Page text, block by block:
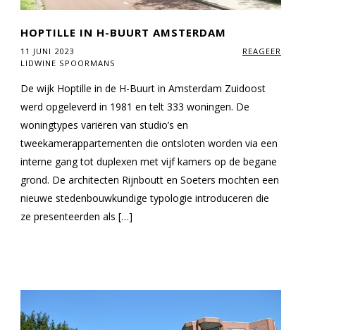
HOPTILLE IN H-BUURT AMSTERDAM
11 JUNI 2023
REAGEER
LIDWINE SPOORMANS
De wijk Hoptille in de H-Buurt in Amsterdam Zuidoost
werd opgeleverd in 1981 en telt 333 woningen. De
woningtypes variëren van studio’s en
tweekamerappartementen die ontsloten worden via een
interne gang tot duplexen met vijf kamers op de begane
grond. De architecten Rijnboutt en Soeters mochten een
nieuwe stedenbouwkundige typologie introduceren die
ze presenteerden als […]